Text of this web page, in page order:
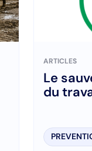
ARTICLES
Le
du